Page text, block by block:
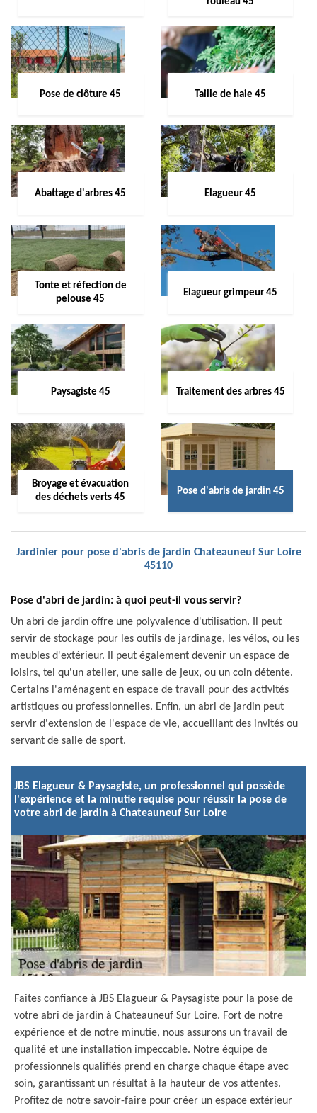
Pose de clôture 45 Taille de haie 45
Abattage d'arbres 45 Elagueur 45
Tonte et réfection de
pelouse 45
Elagueur grimpeur 45
Paysagiste 45 Traitement des arbres 45
Broyage et évacuation
des déchets verts 45
Pose d'abris de jardin 45
Jardinier pour pose d'abris de jardin Chateauneuf Sur Loire
45110
Pose d'abri de jardin: à quoi peut-il vous servir?
Un abri de jardin offre une polyvalence d'utilisation. Il peut
servir de stockage pour les outils de jardinage, les vélos, ou les
meubles d'extérieur. Il peut également devenir un espace de
loisirs, tel qu'un atelier, une salle de jeux, ou un coin détente.
Certains l'aménagent en espace de travail pour des activités
artistiques ou professionnelles. Enfin, un abri de jardin peut
servir d'extension de l'espace de vie, accueillant des invités ou
servant de salle de sport.
JBS Elagueur & Paysagiste, un professionnel qui possède
l'expérience et la minutie requise pour réussir la pose de
votre abri de jardin à Chateauneuf Sur Loire
Faites confiance à JBS Elagueur & Paysagiste pour la pose de
votre abri de jardin à Chateauneuf Sur Loire. Fort de notre
expérience et de notre minutie, nous assurons un travail de
qualité et une installation impeccable. Notre équipe de
professionnels qualifiés prend en charge chaque étape avec
soin, garantissant un résultat à la hauteur de vos attentes.
Profitez de notre savoir-faire pour créer un espace extérieur